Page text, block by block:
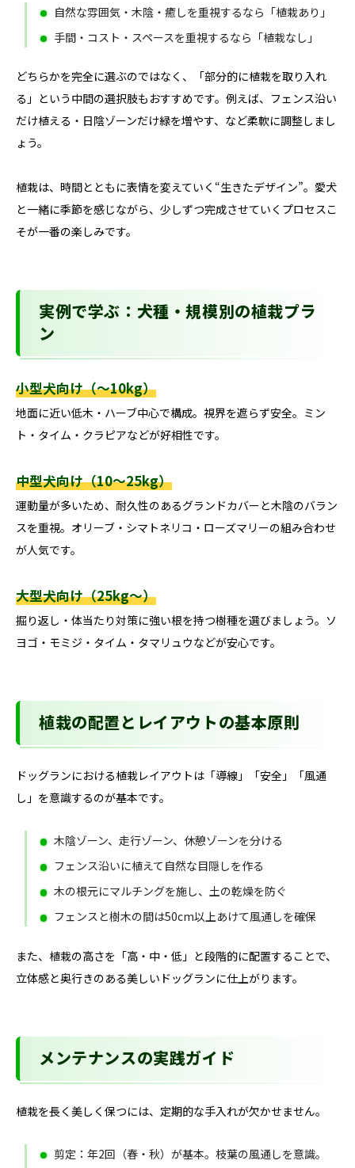
自然な雰囲気・木陰・癒しを重視するなら「植栽あり」
手間・コスト・スペースを重視するなら「植栽なし」
どちらかを完全に選ぶのではなく、「部分的に植栽を取り入れ
る」という中間の選択肢もおすすめです。例えば、フェンス沿い
だけ植える・日陰ゾーンだけ緑を増やす、など柔軟に調整しまし
ょう。
植栽は、時間とともに表情を変えていく“生きたデザイン”。愛犬
と一緒に季節を感じながら、少しずつ完成させていくプロセスこ
そが一番の楽しみです。
実例で学ぶ：犬種・規模別の植栽プラ
ン
小型犬向け（〜10kg）
地面に近い低木・ハーブ中心で構成。視界を遮らず安全。ミン
ト・タイム・クラピアなどが好相性です。
中型犬向け（10〜25kg）
運動量が多いため、耐久性のあるグランドカバーと木陰のバラン
スを重視。オリーブ・シマトネリコ・ローズマリーの組み合わせ
が人気です。
大型犬向け（25kg〜）
掘り返し・体当たり対策に強い根を持つ樹種を選びましょう。ソ
ヨゴ・モミジ・タイム・タマリュウなどが安心です。
植栽の配置とレイアウトの基本原則
ドッグランにおける植栽レイアウトは「導線」「安全」「風通
し」を意識するのが基本です。
木陰ゾーン、走行ゾーン、休憩ゾーンを分ける
フェンス沿いに植えて自然な目隠しを作る
木の根元にマルチングを施し、土の乾燥を防ぐ
フェンスと樹木の間は50cm以上あけて風通しを確保
また、植栽の高さを「高・中・低」と段階的に配置することで、
立体感と奥行きのある美しいドッグランに仕上がります。
メンテナンスの実践ガイド
植栽を長く美しく保つには、定期的な手入れが欠かせません。
剪定：年2回（春・秋）が基本。枝葉の風通しを意識。